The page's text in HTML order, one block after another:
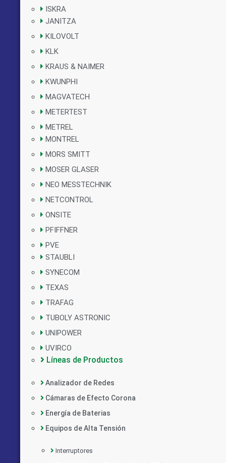
ISKRA
JANITZA
KILOVOLT
KLK
KRAUS & NAIMER
KWUNPHI
MAGVATECH
METERTEST
METREL
MONTREL
MORS SMITT
MOSER GLASER
NEO MESSTECHNIK
NETCONTROL
ONSITE
PFIFFNER
PVE
STAUBLI
SYNECOM
TEXAS
TRAFAG
TUBOLY ASTRONIC
UNIPOWER
UVIRCO
Líneas de Productos
Analizador de Redes
Cámaras de Efecto Corona
Energía de Baterias
Equipos de Alta Tensión
Interruptores